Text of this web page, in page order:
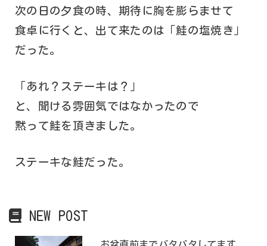
次の日の夕食の時、期待に胸を膨らませて
食卓に行くと、出て来たのは「鮭の塩焼き」
だった。
「あれ？ステーキは？」
と、聞ける雰囲気ではなかったので
黙って鮭を頂きました。
ステーキな鮭だった。
NEW POST